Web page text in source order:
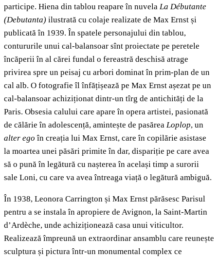
participe. Hiena din tablou reapare în nuvela La Débutante
(Debutanta) ilustrată cu colaje realizate de Max Ernst și
publicată în 1939. În spatele personajului din tablou,
contururile unui cal-balansoar sînt proiectate pe peretele
încăperii în al cărei fundal o fereastră deschisă atrage
privirea spre un peisaj cu arbori dominat în prim-plan de un
cal alb. O fotografie îl înfățișează pe Max Ernst așezat pe un
cal-balansoar achiziționat dintr-un tîrg de antichități de la
Paris. Obsesia calului care apare în opera artistei, pasionată
de călărie în adolescență, amintește de pasărea Loplop, un
alter ego în creația lui Max Ernst, care în copilărie asistase
la moartea unei păsări primite în dar, dispariție pe care avea
să o pună în legătură cu nașterea în același timp a surorii
sale Loni, cu care va avea întreaga viață o legătură ambiguă.
În 1938, Leonora Carrington și Max Ernst părăsesc Parisul
pentru a se instala în apropiere de Avignon, la Saint-Martin
d’Ardèche, unde achiziționează casa unui viticultor.
Realizează împreună un extraordinar ansamblu care reunește
sculptura și pictura într-un monumental complex ce